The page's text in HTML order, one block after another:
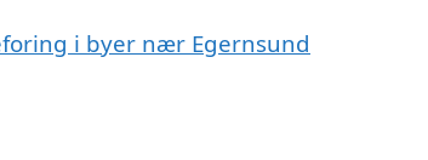
i byer nær Egernsund